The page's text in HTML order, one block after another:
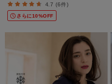
4.7 (6件)
さらに10%OFF